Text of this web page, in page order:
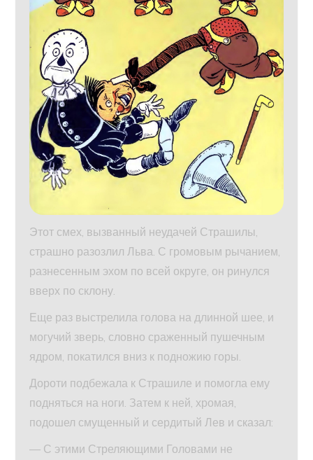
Этот смех, вызванный неудачей Страшилы,
страшно разозлил Льва. С громовым рычанием,
разнесенным эхом по всей округе, он ринулся
вверх по склону.
Еще раз выстрелила голова на длинной шее, и
могучий зверь, словно сраженный пушечным
ядром, покатился вниз к подножию горы.
Дороти подбежала к Страшиле и помогла ему
подняться на ноги. Затем к ней, хромая,
подошел смущенный и сердитый Лев и сказал:
— С этими Стреляющими Головами не